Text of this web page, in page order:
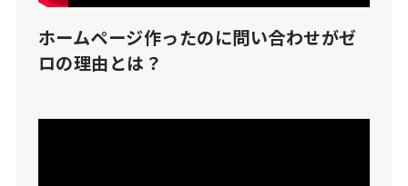
ホームページ作ったのに問い合わせがゼ
ロの理由とは？